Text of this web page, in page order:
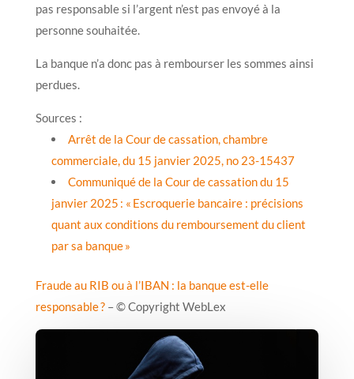
pas responsable si l’argent n’est pas envoyé à la
personne souhaitée.
La banque n’a donc pas à rembourser les sommes ainsi
perdues.
Sources :
Arrêt de la Cour de cassation, chambre
commerciale, du 15 janvier 2025, no 23-15437
Communiqué de la Cour de cassation du 15
janvier 2025 : « Escroquerie bancaire : précisions
quant aux conditions du remboursement du client
par sa banque »
Fraude au RIB ou à l’IBAN : la banque est-elle
responsable ? – © Copyright WebLex